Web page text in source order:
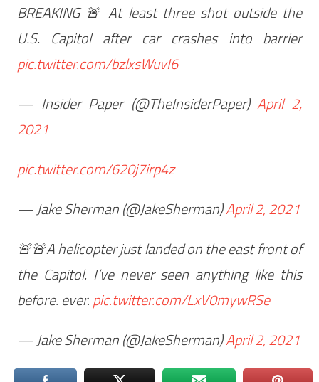
BREAKING 🚨 At least three shot outside the
U.S. Capitol after car crashes into barrier
pic.twitter.com/bzlxsWuvI6
— Insider Paper (@TheInsiderPaper)April 2,
2021
pic.twitter.com/620j7irp4z
— Jake Sherman (@JakeSherman)April 2, 2021
🚨🚨A helicopter just landed on the east front of
the Capitol. I’ve never seen anything like this
before. ever.pic.twitter.com/LxV0mywRSe
— Jake Sherman (@JakeSherman)April 2, 2021